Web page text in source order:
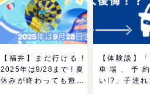
【福井】まだ行ける !
2025年は9/28まで ! 夏
休みが終わっても遊べ
【体験談】
車場、予
い!?」子連